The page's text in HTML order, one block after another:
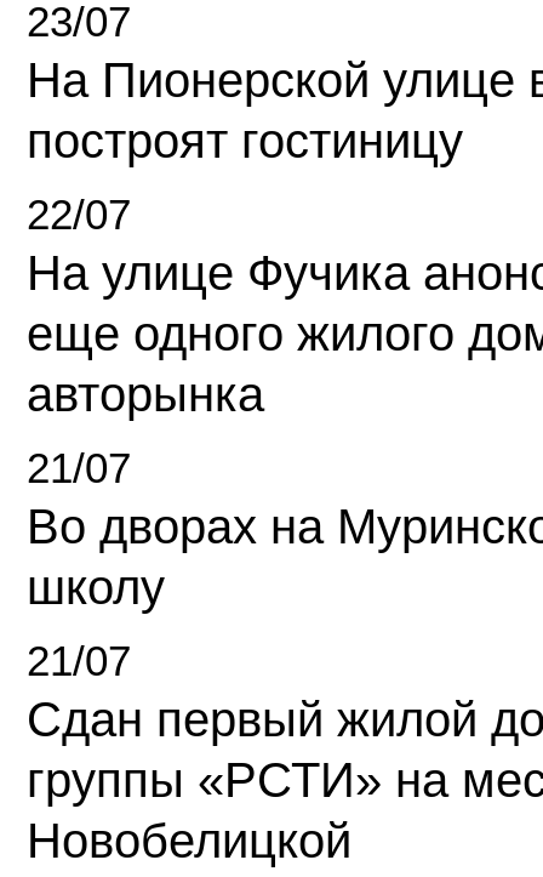
23/07
На Пионерской улице
построят гостиницу
22/07
На улице Фучика
еще одного жилого
авторынка
21/07
Во дворах на
школу
21/07
Сдан первый жилой
группы «РСТИ» на
Новобелицкой